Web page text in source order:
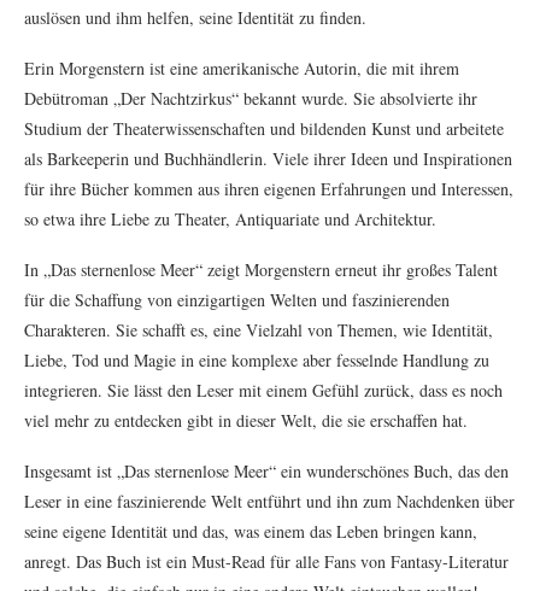
auslösen und ihm helfen, seine Identität zu finden.
Erin Morgenstern ist eine amerikanische Autorin, die mit ihrem
Debütroman „Der Nachtzirkus“ bekannt wurde. Sie absolvierte ihr
Studium der Theaterwissenschaften und bildenden Kunst und arbeitete
als Barkeeperin und Buchhändlerin. Viele ihrer Ideen und Inspirationen
für ihre Bücher kommen aus ihren eigenen Erfahrungen und Interessen,
so etwa ihre Liebe zu Theater, Antiquariate und Architektur.
In „Das sternenlose Meer“ zeigt Morgenstern erneut ihr großes Talent
für die Schaffung von einzigartigen Welten und faszinierenden
Charakteren. Sie schafft es, eine Vielzahl von Themen, wie Identität,
Liebe, Tod und Magie in eine komplexe aber fesselnde Handlung zu
integrieren. Sie lässt den Leser mit einem Gefühl zurück, dass es noch
viel mehr zu entdecken gibt in dieser Welt, die sie erschaffen hat.
Insgesamt ist „Das sternenlose Meer“ ein wunderschönes Buch, das den
Leser in eine faszinierende Welt entführt und ihn zum Nachdenken über
seine eigene Identität und das, was einem das Leben bringen kann,
anregt. Das Buch ist ein Must-Read für alle Fans von Fantasy-Literatur